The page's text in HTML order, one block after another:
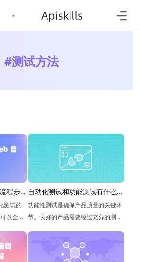
#测试方法
程步
测试的
以全面
和步
自动化测试和功能测试有什么区
别
功能性测试是确保产品质量的关键环
节。良好的产品需要经过充分的测
试，以防止错误进入线上环境，提高
开发团队的自我要求，优化用户体
验，提升整体产品品质。然而，人力